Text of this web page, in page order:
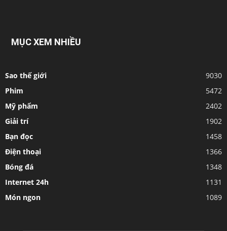
MỤC XEM NHIỀU
Sao thế giới
9030
Phim
5472
Mỹ phẩm
2402
Giải trí
1902
Bạn đọc
1458
Điện thoại
1366
Bóng đá
1348
Internet 24h
1131
Món ngon
1089